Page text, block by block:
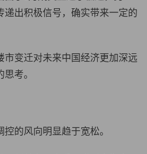
递出积极信号，确实带来一定的
市变迁对未来中国经济更加深远
考。
的风向明显趋于宽松。